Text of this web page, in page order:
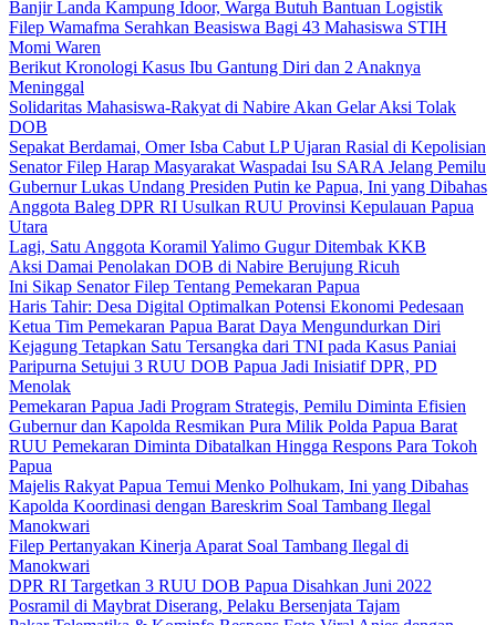
Banjir Landa Kampung Idoor, Warga Butuh Bantuan Logistik
Filep Wamafma Serahkan Beasiswa Bagi 43 Mahasiswa STIH
Momi Waren
Berikut Kronologi Kasus Ibu Gantung Diri dan 2 Anaknya
Meninggal
Solidaritas Mahasiswa-Rakyat di Nabire Akan Gelar Aksi Tolak
DOB
Sepakat Berdamai, Omer Isba Cabut LP Ujaran Rasial di Kepolisian
Senator Filep Harap Masyarakat Waspadai Isu SARA Jelang Pemilu
Gubernur Lukas Undang Presiden Putin ke Papua, Ini yang Dibahas
Anggota Baleg DPR RI Usulkan RUU Provinsi Kepulauan Papua
Utara
Lagi, Satu Anggota Koramil Yalimo Gugur Ditembak KKB
Aksi Damai Penolakan DOB di Nabire Berujung Ricuh
Ini Sikap Senator Filep Tentang Pemekaran Papua
Haris Tahir: Desa Digital Optimalkan Potensi Ekonomi Pedesaan
Ketua Tim Pemekaran Papua Barat Daya Mengundurkan Diri
Kejagung Tetapkan Satu Tersangka dari TNI pada Kasus Paniai
Paripurna Setujui 3 RUU DOB Papua Jadi Inisiatif DPR, PD
Menolak
Pemekaran Papua Jadi Program Strategis, Pemilu Diminta Efisien
Gubernur dan Kapolda Resmikan Pura Milik Polda Papua Barat
RUU Pemekaran Diminta Dibatalkan Hingga Respons Para Tokoh
Papua
Majelis Rakyat Papua Temui Menko Polhukam, Ini yang Dibahas
Kapolda Koordinasi dengan Bareskrim Soal Tambang Ilegal
Manokwari
Filep Pertanyakan Kinerja Aparat Soal Tambang Ilegal di
Manokwari
DPR RI Targetkan 3 RUU DOB Papua Disahkan Juni 2022
Posramil di Maybrat Diserang, Pelaku Bersenjata Tajam